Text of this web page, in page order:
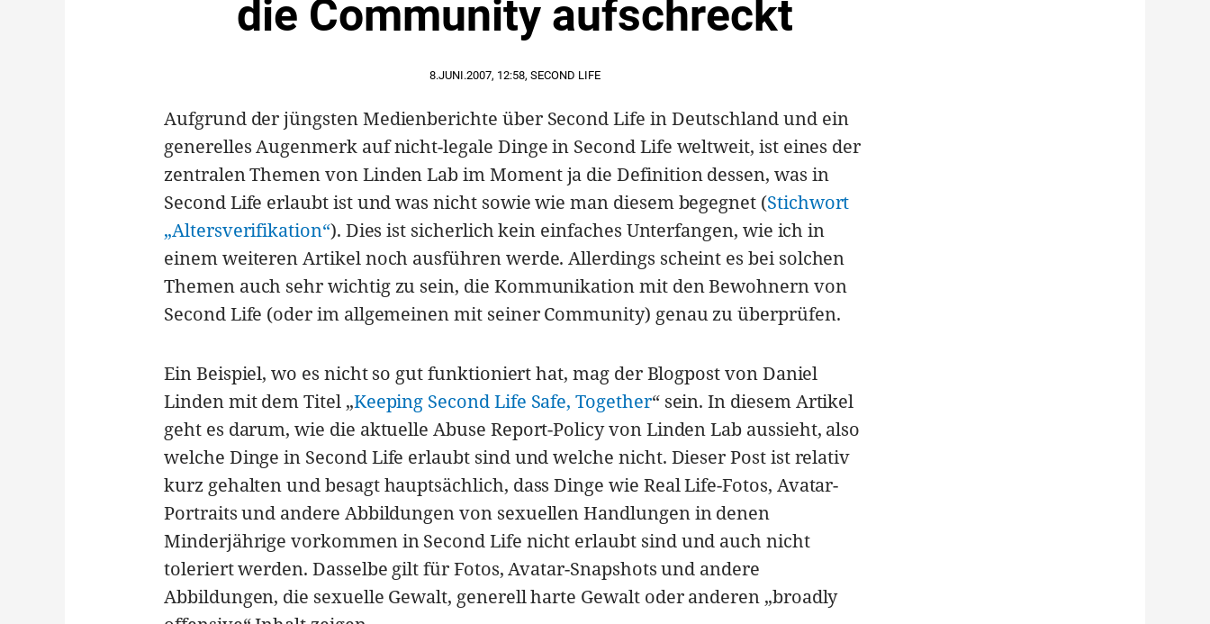
die Community aufschreckt
8.JUNI.2007, 12:58, SECOND LIFE
Aufgrund der jüngsten Medienberichte über Second Life in Deutschland und ein
generelles Augenmerk auf nicht-legale Dinge in Second Life weltweit, ist eines der
zentralen Themen von Linden Lab im Moment ja die Definition dessen, was in
Second Life erlaubt ist und was nicht sowie wie man diesem begegnet (Stichwort
„Altersverifikation“). Dies ist sicherlich kein einfaches Unterfangen, wie ich in
einem weiteren Artikel noch ausführen werde. Allerdings scheint es bei solchen
Themen auch sehr wichtig zu sein, die Kommunikation mit den Bewohnern von
Second Life (oder im allgemeinen mit seiner Community) genau zu überprüfen.
Ein Beispiel, wo es nicht so gut funktioniert hat, mag der Blogpost von Daniel
Linden mit dem Titel „Keeping Second Life Safe, Together“ sein. In diesem Artikel
geht es darum, wie die aktuelle Abuse Report-Policy von Linden Lab aussieht, also
welche Dinge in Second Life erlaubt sind und welche nicht. Dieser Post ist relativ
kurz gehalten und besagt hauptsächlich, dass Dinge wie Real Life-Fotos, Avatar-
Portraits und andere Abbildungen von sexuellen Handlungen in denen
Minderjährige vorkommen in Second Life nicht erlaubt sind und auch nicht
toleriert werden. Dasselbe gilt für Fotos, Avatar-Snapshots und andere
Abbildungen, die sexuelle Gewalt, generell harte Gewalt oder anderen „broadly